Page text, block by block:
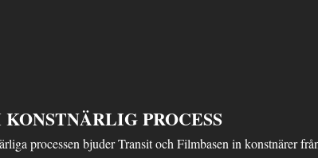
PROCESS
processen bjuder Transit och Filmbasen in konstnärer